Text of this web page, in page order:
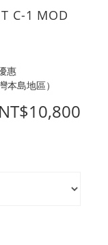
C-1 MOD
惠
島地區）
NT$10,800